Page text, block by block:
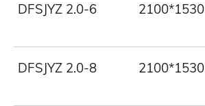
DFSJYZ 2.0-6 2100*1530
DFSJYZ 2.0-8 2100*1530